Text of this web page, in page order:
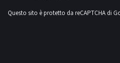
Questo sito è protetto da reCAPTCHA di